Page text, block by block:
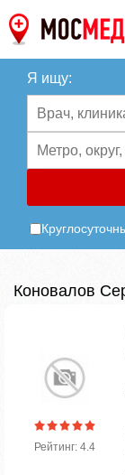
Я ищу:
Коновалов
Рейтинг: 4.4